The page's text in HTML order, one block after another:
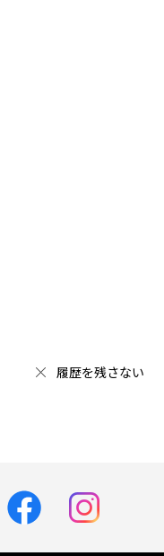
履歴を残さない